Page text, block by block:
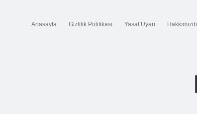
Anasayfa Gizlilik Politikası Yasal Uyarı